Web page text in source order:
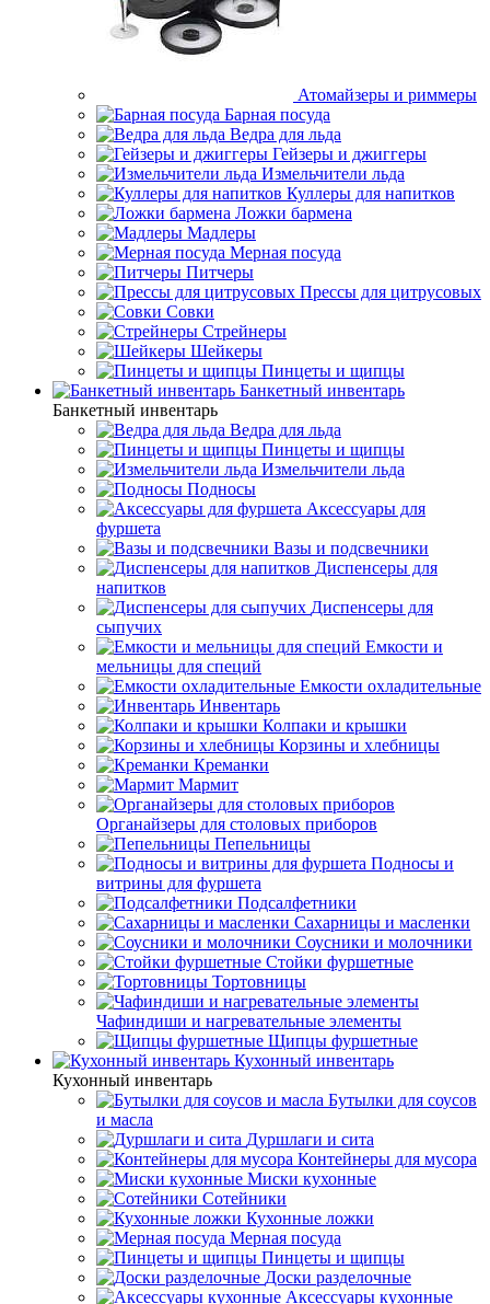
Атомайзеры и риммеры
Барная посуда
Ведра для льда
Гейзеры и джиггеры
Измельчители льда
Куллеры для напитков
Ложки бармена
Мадлеры
Мерная посуда
Питчеры
Прессы для цитрусовых
Совки
Стрейнеры
Шейкеры
Пинцеты и щипцы
Банкетный инвентарь
Банкетный инвентарь
Ведра для льда
Пинцеты и щипцы
Измельчители льда
Подносы
Аксессуары для
фуршета
Вазы и подсвечники
Диспенсеры для
напитков
Диспенсеры для
сыпучих
Емкости и
мельницы для специй
Емкости охладительные
Инвентарь
Колпаки и крышки
Корзины и хлебницы
Креманки
Мармит
Органайзеры для столовых приборов
Пепельницы
Подносы и
витрины для фуршета
Подсалфетники
Сахарницы и масленки
Соусники и молочники
Стойки фуршетные
Тортовницы
Чафиндиши и нагревательные элементы
Щипцы фуршетные
Кухонный инвентарь
Кухонный инвентарь
Бутылки для соусов
и масла
Дуршлаги и сита
Контейнеры для мусора
Миски кухонные
Сотейники
Кухонные ложки
Мерная посуда
Пинцеты и щипцы
Доски разделочные
Аксессуары кухонные